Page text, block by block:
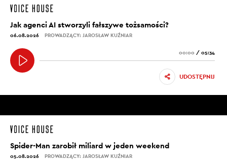
Jak agenci AI stworzyli fałszywe tożsamości?
06.08.2026 PROWADZĄCY: JAROSŁAW KUŹNIAR
00:00 / 05:34
UDOSTĘPNIJ
Spider-Man zarobił miliard w jeden weekend
05.08.2026 PROWADZĄCY: JAROSŁAW KUŹNIAR